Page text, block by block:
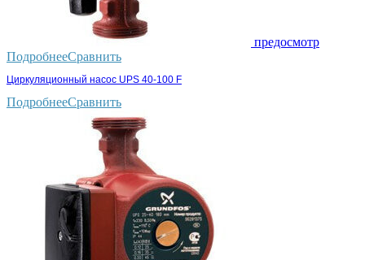
предосмотр
ПодробнееСравнить
Циркуляционный насос UPS 40-100 F
ПодробнееСравнить